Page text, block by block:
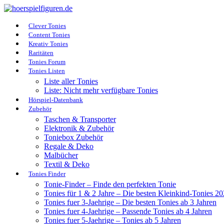
Clever Tonies
Content Tonies
Kreativ Tonies
Raritäten
Tonies Forum
Tonies Listen
Liste aller Tonies
Liste: Nicht mehr verfügbare Tonies
Hörspiel-Datenbank
Zubehör
Taschen & Transporter
Elektronik & Zubehör
Toniebox Zubehör
Regale & Deko
Malbücher
Textil & Deko
Tonies Finder
Tonie-Finder – Finde den perfekten Tonie
Tonies für 1 & 2 Jahre – Die besten Kleinkind-Tonies
Tonies fuer 3-Jaehrige – Die besten Tonies ab 3 Jahren
Tonies fuer 4-Jaehrige – Passende Tonies ab 4 Jahren
Tonies fuer 5-Jaehrige – Tonies ab 5 Jahren